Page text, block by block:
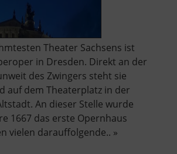
Theater Sachsens ist
in Dresden. Direkt an der
des Zwingers steht sie
auf dem Theaterplatz in der
An dieser Stelle wurde
1667 das erste Opernhaus
vielen darauffolgende.. »